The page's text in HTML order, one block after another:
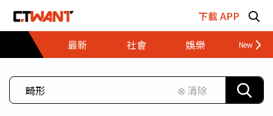
下載 APP
最新
社會 娛樂 財經
⊗ 清除